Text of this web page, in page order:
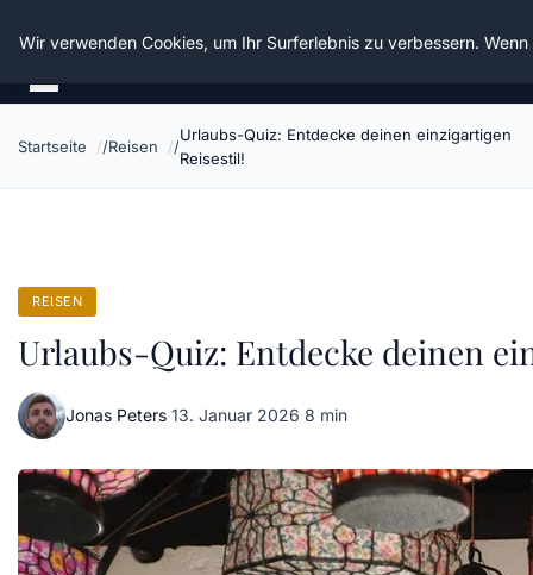
Die Schnitter
Startseite Reisen
Urlaubs-Quiz: Entdecke deinen einzigartigen
Reisestil!
REISEN
Urlaubs-Quiz: Entdecke deinen
Jonas Peters·13. Januar 2026·8 min
Wir verwenden Cookies, um Ihr Surferlebnis zu verbessern.